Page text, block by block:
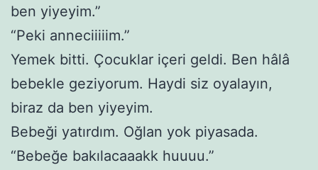
ben yiyeyim.”
“Peki anneciiiiim.”
Yemek bitti. Çocuklar içeri geldi. Ben hâlâ
bebekle geziyorum. Haydi siz oyalayın,
biraz da ben yiyeyim.
Bebeği yatırdım. Oğlan yok piyasada.
“Bebeğe bakılacaaakk huuuu.”